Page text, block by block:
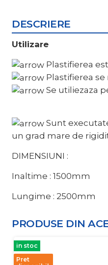
DESCRIERE
Utilizare
Plastifierea
Plastifierea
Se utiliezaza
Sunt
un grad mare de
DIMENSIUNI :
Inaltime : 1500mm
Lungime : 2500mm
PRODUSE DIN
in stoc
Pret